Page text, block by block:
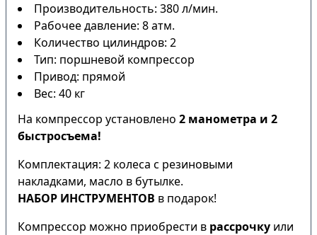
Производительность: 380 л/мин.
Рабочее давление: 8 атм.
Количество цилиндров: 2
Тип: поршневой компрессор
Привод: прямой
Вес: 40 кг
На компрессор установлено 2 манометра и 2
быстросъема!
Комплектация: 2 колеса с резиновыми
накладками, масло в бутылке.
НАБОР ИНСТРУМЕНТОВ в подарок!
Компрессор можно приобрести в рассрочку или